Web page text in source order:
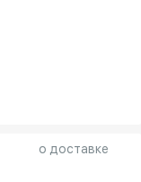
о доставке